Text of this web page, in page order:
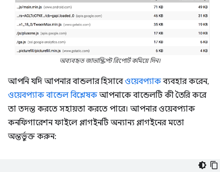
অব্যবহৃত জাভাস্ক্রিপ্ট রিপোর্ট কমিয়ে দিন।
আপনি যদি আপনার বান্ডলার হিসাবেওয়েবপ্যাকব্যবহার করেন,
ওয়েবপ্যাক বান্ডেল বিশ্লেষকআপনাকে বান্ডেলটি কী তৈরি করে
তা তদন্ত করতে সহায়তা করতে পারে। আপনার ওয়েবপ্যাক
কনফিগারেশন ফাইলে প্লাগইনটি অন্যান্য প্লাগইনের মতো
অন্তর্ভুক্ত করুন: